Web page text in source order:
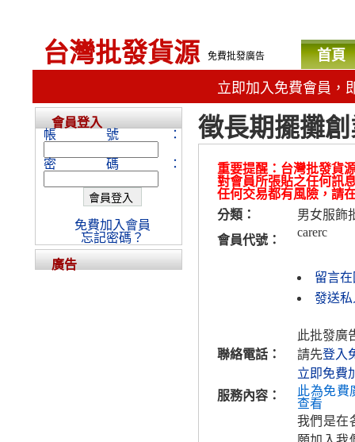
台灣批發貨源 免費批發廣告 首頁
立即加入免費會員，
徵長期擺攤
重要提醒：台灣批發貨
對會員所張貼之任何訊
任何交易都有風險，請
分類：
男女服飾
會員代號：
carerc
留言
發送私
聯絡電話：
此批發廣
請先登入
立即免費
服務內容：
此為免費
查看
我們是在
會員登入
帳號：
密碼：
免費加入會員
忘記密碼？
廣告